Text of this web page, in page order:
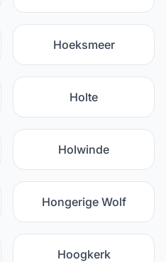
Hoeksmeer
Holte
Holwinde
Hongerige Wolf
Hoogkerk